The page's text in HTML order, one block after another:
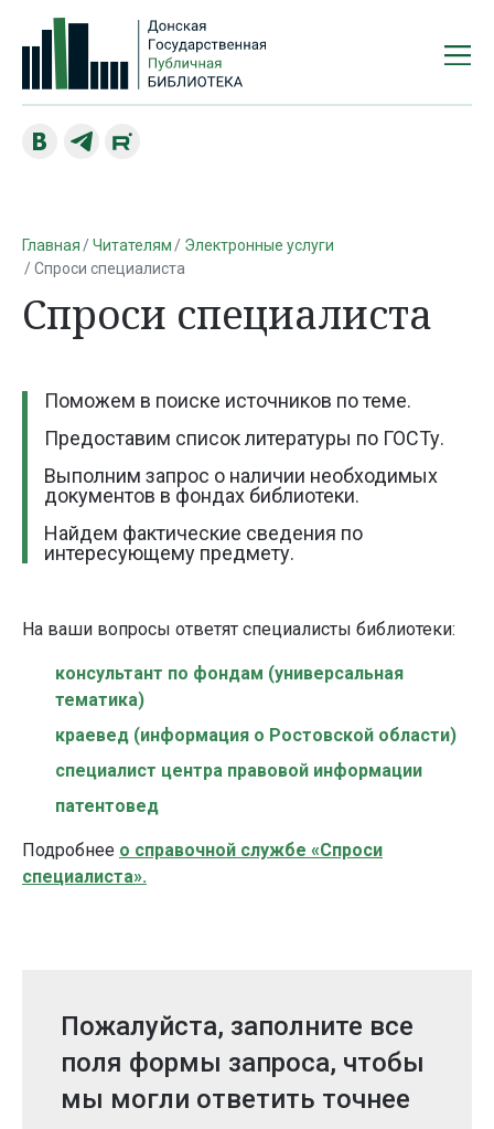
Главная Читателям
Электронные услуги
Спроси специалиста
Спроси специалиста
Поможем в поиске источников по теме.
Предоставим список литературы по ГОСТу.
Выполним запрос о наличии необходимых
документов в фондах библиотеки.
Найдем фактические сведения по
интересующему предмету.
На ваши вопросы ответят специалисты библиотеки:
консультант по фондам (универсальная
тематика)
краевед (информация о Ростовской области)
специалист центра правовой информации
патентовед
Подробнее о справочной службе «Спроси
специалиста».
Пожалуйста, заполните все
поля формы запроса, чтобы
мы могли ответить точнее